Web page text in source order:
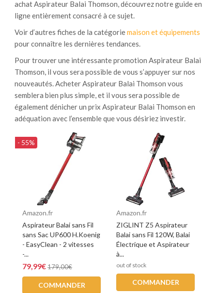
achat Aspirateur Balai Thomson, découvrez notre guide en
ligne entièrement consacré à ce sujet.
Voir d’autres fiches de la catégoriemaison et équipements
pour connaître les dernières tendances.
Pour trouver une intéressante promotion Aspirateur Balai
Thomson, il vous sera possible de vous s’appuyer sur nos
nouveautés. Acheter Aspirateur Balai Thomson vous
semblera bien plus simple, et il vous sera possible de
également dénicher un prix Aspirateur Balai Thomson en
adéquation avec l’ensemble que vous désiriez investir.
- 55%
Amazon.fr
Aspirateur Balai sans Fil
sans Sac UP600 H.Koenig
- EasyClean - 2 vitesses
-...
79,99€179,00€
COMMANDER
Amazon.fr
ZIGLINT Z5 Aspirateur
Balai sans Fil 120W, Balai
Électrique et Aspirateur
à...
out of stock
COMMANDER